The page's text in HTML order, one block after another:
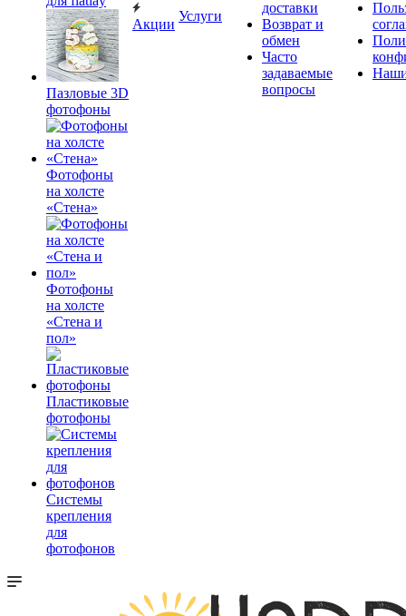
Пазловые 3D
фотофоны
Фотофоны
на холсте
«Стена»
Фотофоны
на холсте
«Стена и
пол»
Пластиковые
фотофоны
Системы
крепления
для
фотофонов
Акции
Услуги
доставки
Возврат и
обмен
Часто
задаваемые
вопросы